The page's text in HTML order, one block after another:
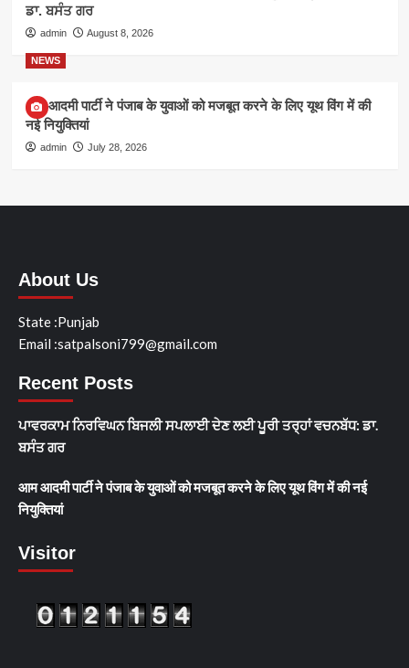
ਡਾ. ਬਸੰਤ ਗਰ
admin August 8, 2026
NEWS
आम आदमी पार्टी ने पंजाब के युवाओं को मजबूत करने के लिए यूथ विंग में की
नई नियुक्तियां
admin July 28, 2026
About Us
State :Punjab
Email :satpalsoni799@gmail.com
Recent Posts
ਪਾਵਰਕਾਮ ਨਿਰਵਿਘਨ ਬਿਜਲੀ ਸਪਲਾਈ ਦੇਣ ਲਈ ਪੂਰੀ ਤਰ੍ਹਾਂ ਵਚਨਬੱਧ: ਡਾ.
ਬਸੰਤ ਗਰ
आम आदमी पार्टी ने पंजाब के युवाओं को मजबूत करने के लिए यूथ विंग में की नई
नियुक्तियां
Visitor